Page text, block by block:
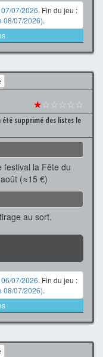
07/2026. Fin du jeu :
08/07/2026).
★☆☆☆☆☆
été supprimé des listes le
festival la Fête du
(≈15 €)
au sort.
07/2026. Fin du jeu :
08/07/2026).